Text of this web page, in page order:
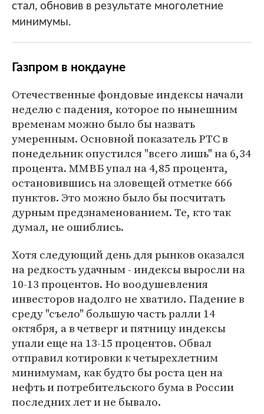
стал, обновив в результате многолетние
минимумы.
Газпром в нокдауне
Отечественные фондовые индексы начали
неделю с падения, которое по нынешним
временам можно было бы назвать
умеренным. Основной показатель РТС в
понедельник опустился "всего лишь" на 6,34
процента. ММВБ упал на 4,85 процента,
остановившись на зловещей отметке 666
пунктов. Это можно было бы посчитать
дурным предзнаменованием. Те, кто так
думал, не ошиблись.
Хотя следующий день для рынков оказался
на редкость удачным - индексы выросли на
10-13 процентов. Но воодушевления
инвесторов надолго не хватило. Падение в
среду "съело" большую часть ралли 14
октября, а в четверг и пятницу индексы
упали еще на 13-15 процентов. Обвал
отправил котировки к четырехлетним
минимумам, как будто бы роста цен на
нефть и потребительского бума в России
последних лет и не бывало.